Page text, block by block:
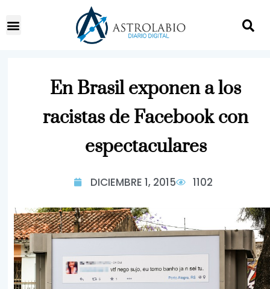
En Brasil exponen a los
racistas de Facebook con
espectaculares
DICIEMBRE 1, 2015 1102